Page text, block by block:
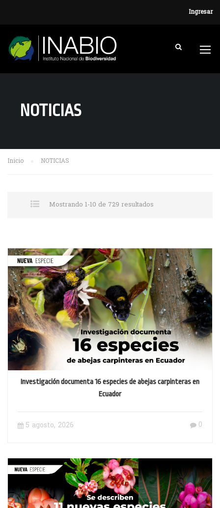
Ingresar
NOTICIAS
Inicio NOTICIAS
Mostrando 1-10 de 729 resultados
Investigación documenta 16 especies de abejas carpinteras en
Ecuador
5 agosto, 2026 0